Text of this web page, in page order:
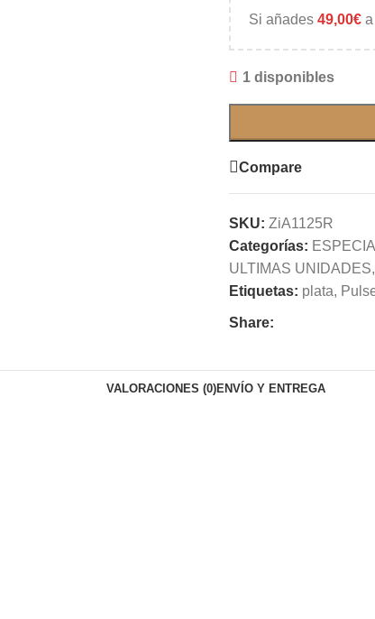
Si añades 49,00€a
1 disponibles
Compare
SKU: ZiA1125R
Categorías:
ULTIMAS UNIDADES,
Etiquetas: plata,
Share:
VALORACIONES (0)ENVÍO Y ENTREGA